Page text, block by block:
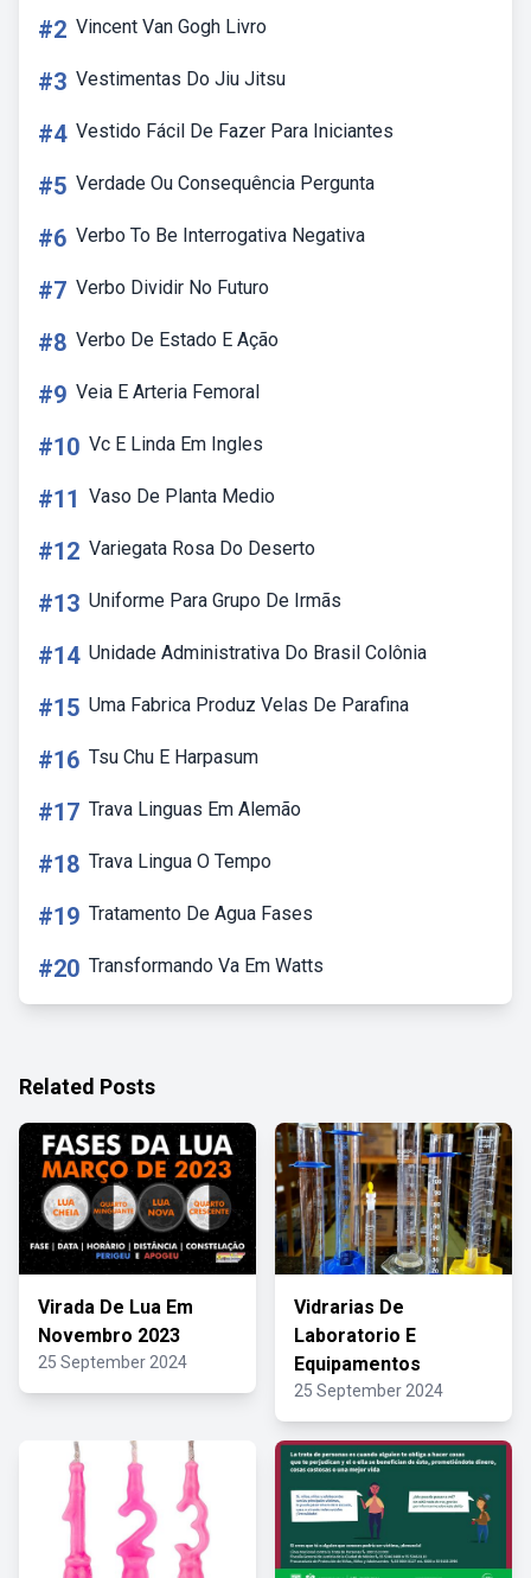
#2 Vincent Van Gogh Livro
#3 Vestimentas Do Jiu Jitsu
#4 Vestido Fácil De Fazer Para Iniciantes
#5 Verdade Ou Consequência Pergunta
#6 Verbo To Be Interrogativa Negativa
#7 Verbo Dividir No Futuro
#8 Verbo De Estado E Ação
#9 Veia E Arteria Femoral
#10 Vc E Linda Em Ingles
#11 Vaso De Planta Medio
#12 Variegata Rosa Do Deserto
#13 Uniforme Para Grupo De Irmãs
#14 Unidade Administrativa Do Brasil Colônia
#15 Uma Fabrica Produz Velas De Parafina
#16 Tsu Chu E Harpasum
#17 Trava Linguas Em Alemão
#18 Trava Lingua O Tempo
#19 Tratamento De Agua Fases
#20 Transformando Va Em Watts
Related Posts
Virada De Lua Em
Novembro 2023
25 September 2024
Vidrarias De
Laboratorio E
Equipamentos
25 September 2024